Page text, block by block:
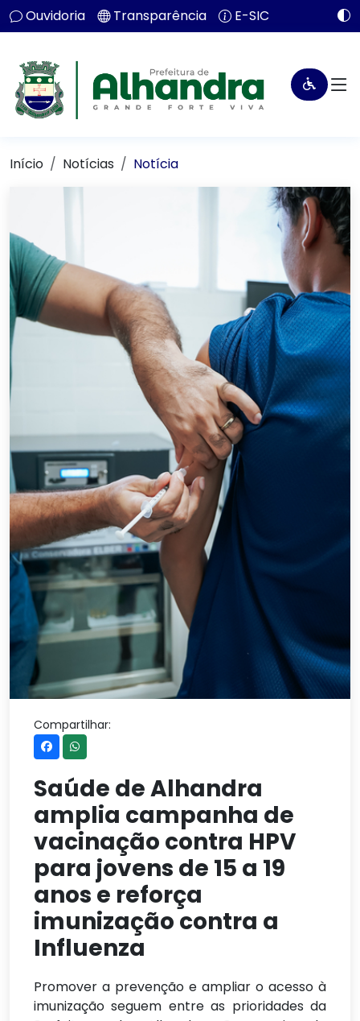
Ouvidoria Transparência E-SIC
Início Notícias Notícia
Compartilhar:
Saúde de Alhandra
amplia campanha de
vacinação contra HPV
para jovens de 15 a 19
anos e reforça
imunização contra a
Influenza
Promover a prevenção e ampliar o acesso à
imunização seguem entre as prioridades da